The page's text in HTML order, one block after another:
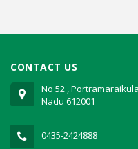
CONTACT US
No 52 ,
Nadu 612001
0435-2424888